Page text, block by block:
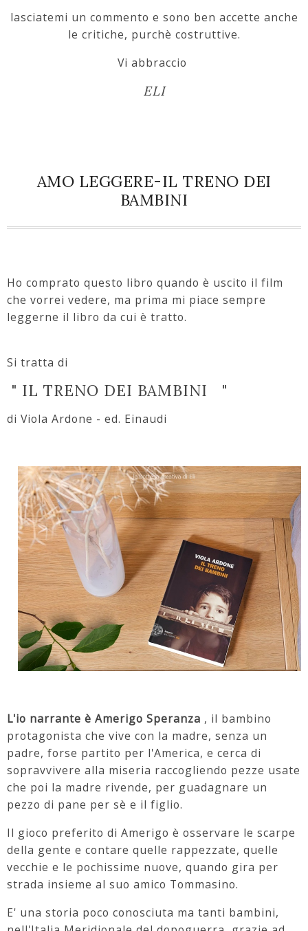
lasciatemi un commento e sono ben accette anche
le critiche, purchè costruttive.
Vi abbraccio
ELI
AMO LEGGERE-IL TRENO DEI
BAMBINI
Ho comprato questo libro quando è uscito il film
che vorrei vedere, ma prima mi piace sempre
leggerne il libro da cui è tratto.
Si tratta di
" IL TRENO DEI BAMBINI "
di Viola Ardone - ed. Einaudi
L'io narrante è Amerigo Speranza , il bambino
protagonista che vive con la madre, senza un
padre, forse partito per l'America, e cerca di
sopravvivere alla miseria raccogliendo pezze usate
che poi la madre rivende, per guadagnare un
pezzo di pane per sè e il figlio.
Il gioco preferito di Amerigo è osservare le scarpe
della gente e contare quelle rappezzate, quelle
vecchie e le pochissime nuove, quando gira per
strada insieme al suo amico Tommasino.
E' una storia poco conosciuta ma tanti bambini,